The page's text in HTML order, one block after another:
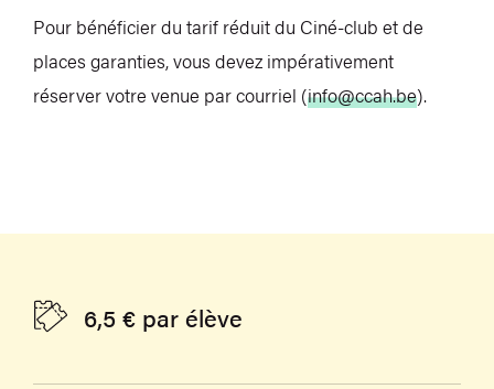
Pour bénéficier du tarif réduit du Ciné-club et de
places garanties, vous devez impérativement
réserver votre venue par courriel (info@ccah.be).
6,5 € par élève